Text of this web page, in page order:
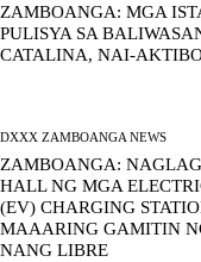
ZAMBOANGA: MGA
PULISYA SA
CATALINA, NAI-
DXXX ZAMBOANGA NEWS
ZAMBOANGA:
HALL NG MGA
(EV) CHARGING
MAAARING GAMITIN
NANG LIBRE